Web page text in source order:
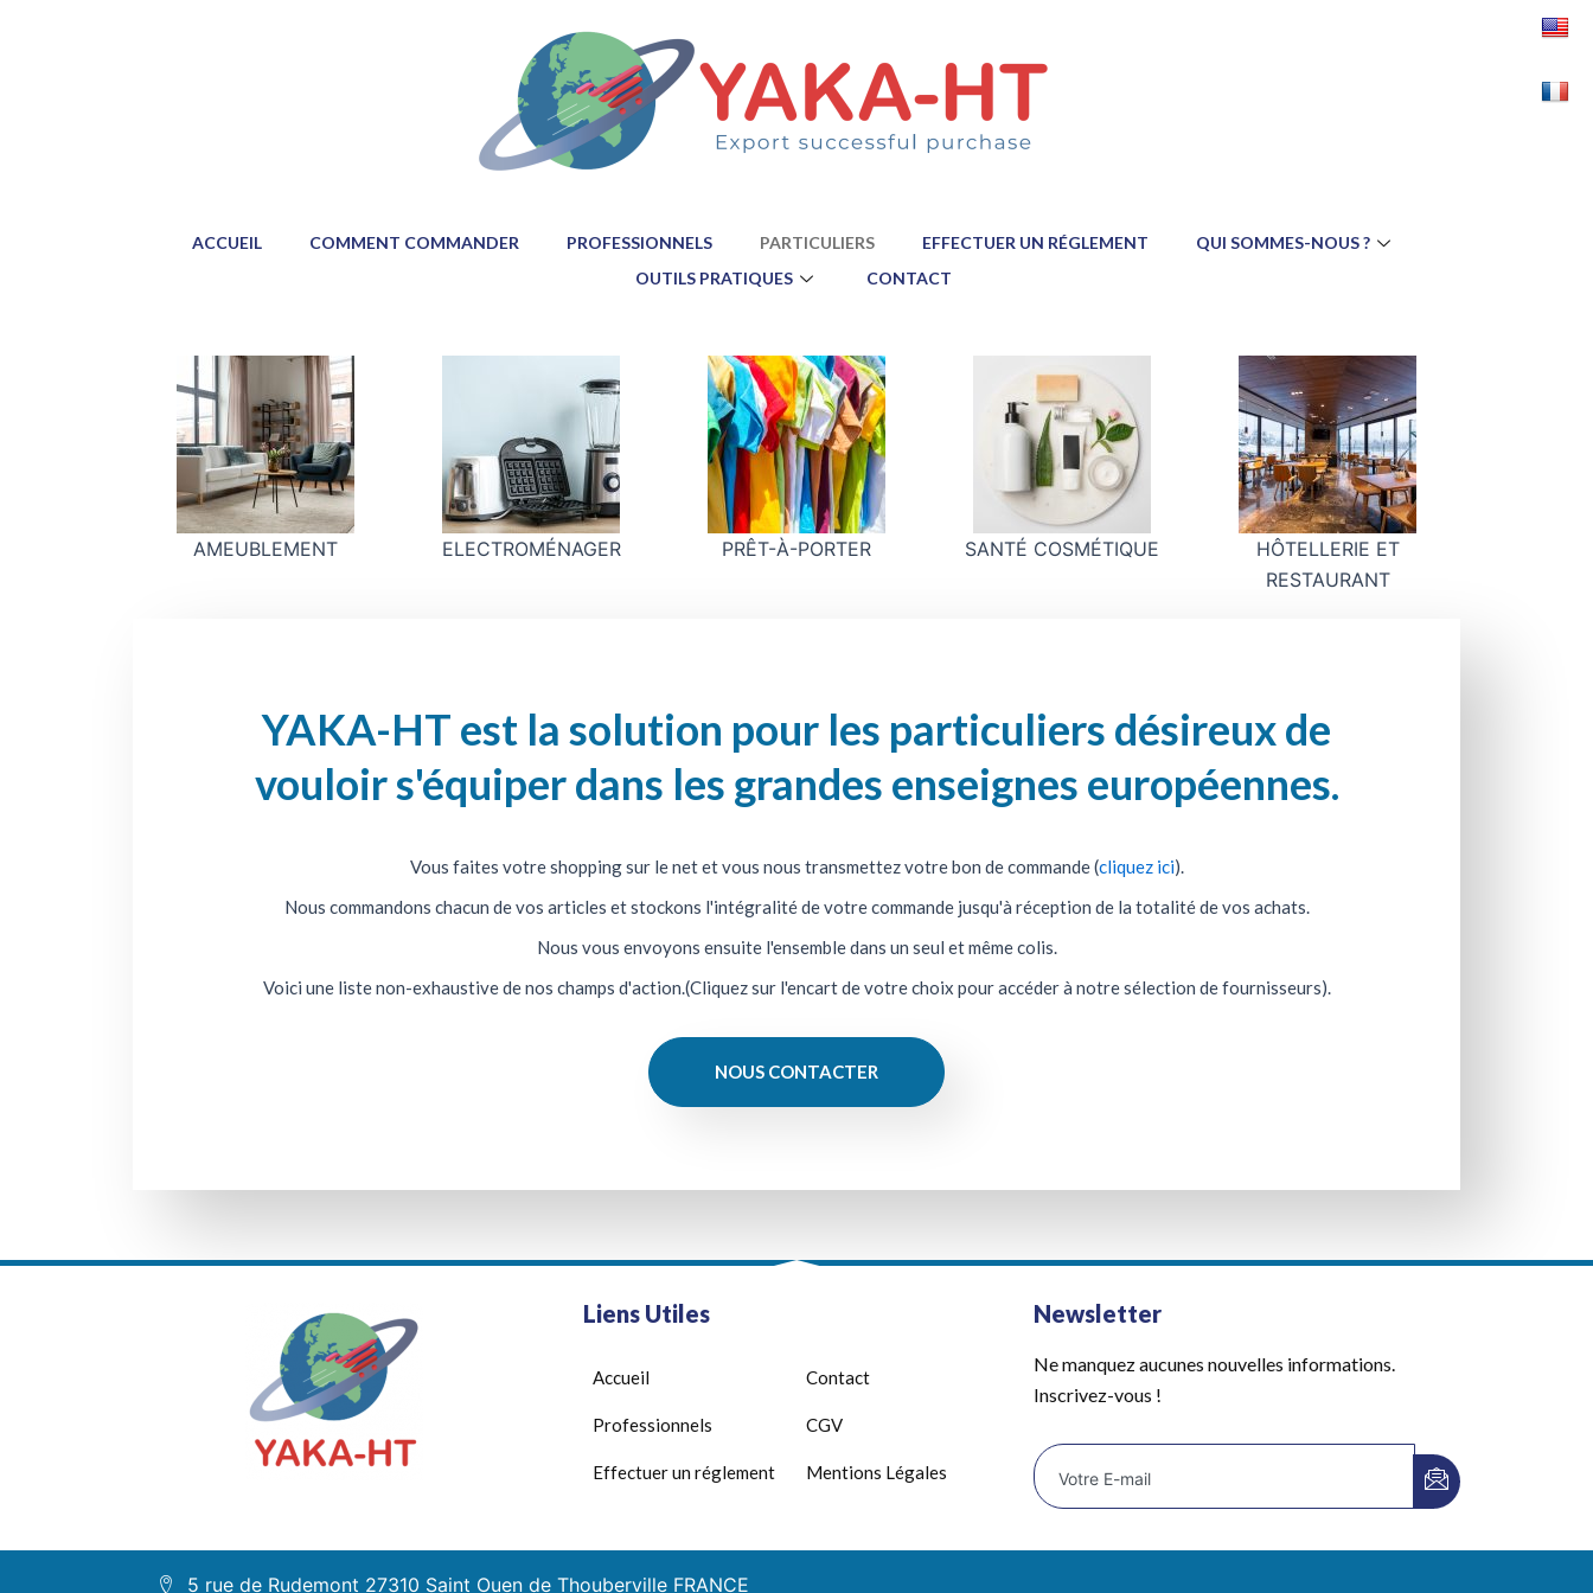
ACCUEIL COMMENT COMMANDER PROFESSIONNELS PARTICULIERS EFFECTUER UN RÉGLEMENT
QUI SOMMES-NOUS ?
OUTILS PRATIQUES
CONTACT
AMEUBLEMENT ELECTROMÉNAGER PRÊT-À-PORTER SANTÉ COSMÉTIQUE
HÔTELLERIE ET
RESTAURANT
YAKA-HT est la solution pour les particuliers désireux de
vouloir s'équiper dans les grandes enseignes européennes.
Vous faites votre shopping sur le net et vous nous transmettez votre bon de commande (cliquez ici).
Nous commandons chacun de vos articles et stockons l'intégralité de votre commande jusqu'à réception de la totalité de vos achats.
Nous vous envoyons ensuite l'ensemble dans un seul et même colis.
Voici une liste non-exhaustive de nos champs d'action.(Cliquez sur l'encart de votre choix pour accéder à notre sélection de fournisseurs).
NOUS CONTACTER
Liens Utiles
Accueil
Professionnels
Effectuer un réglement
Contact
CGV
Mentions Légales
Newsletter
Ne manquez aucunes nouvelles informations.
Inscrivez-vous !
5 rue de Rudemont 27310 Saint Ouen de Thouberville FRANCE